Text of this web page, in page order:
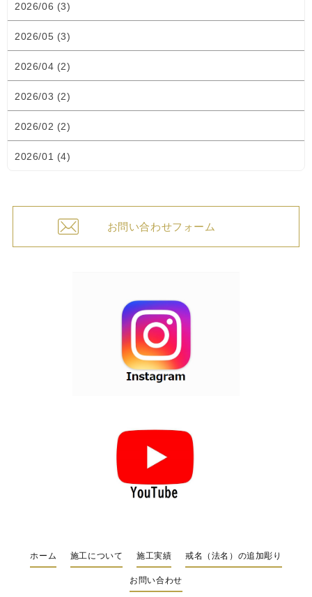
2026/06 (3)
2026/05 (3)
2026/04 (2)
2026/03 (2)
2026/02 (2)
2026/01 (4)
お問い合わせフォーム
ホーム 施工について 施工実績 戒名（法名）の追加彫り
お問い合わせ